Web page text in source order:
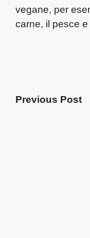
vegane, per
carne, il pesce
Previous Post